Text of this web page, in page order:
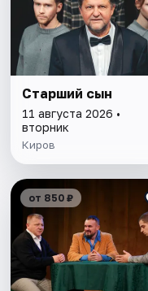
Старший сын
11 августа 2026 •
вторник
Киров
от 850 ₽